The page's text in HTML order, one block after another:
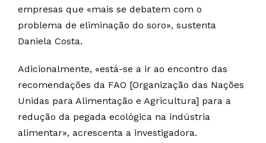
empresas que «mais se debatem com o
problema de eliminação do soro», sustenta
Daniela Costa.
Adicionalmente, «está-se a ir ao encontro das
recomendações da FAO [Organização das Nações
Unidas para Alimentação e Agricultura] para a
redução da pegada ecológica na indústria
alimentar», acrescenta a investigadora.